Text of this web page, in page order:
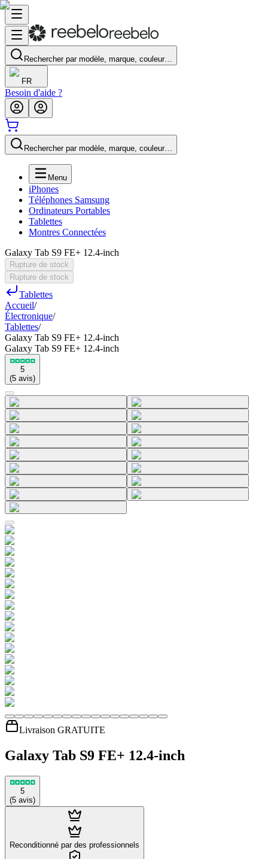
Rechercher par modèle, marque, couleur…
FR
Besoin d'aide ?
Rechercher par modèle, marque, couleur…
Menu
iPhones
Téléphones Samsung
Ordinateurs Portables
Tablettes
Montres Connectées
Galaxy Tab S9 FE+ 12.4-inch
Rupture de stock
Rupture de stock
Tablettes
Accueil/
Électronique/
Tablettes/
Galaxy Tab S9 FE+ 12.4-inch
Galaxy Tab S9 FE+ 12.4-inch
5
(5 avis)
Livraison GRATUITE
Galaxy Tab S9 FE+ 12.4-inch
5
(5 avis)
Reconditionné par des professionnels